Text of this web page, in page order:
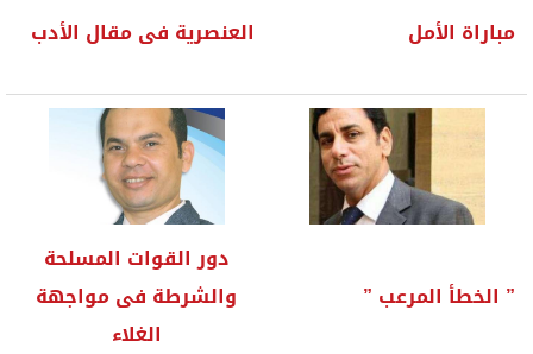
مباراة الأمل العنصرية فى مقال الأدب
” الخطأ المرعب ”
دور القوات المسلحة
والشرطة فى مواجهة
الغلاء